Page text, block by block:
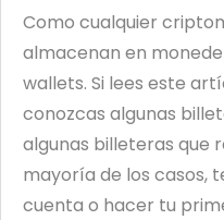
Como cualquier
almacenan en
wallets. Si lees este
conozcas algunas
algunas billeteras que
mayoría de los casos,
cuenta o hacer tu